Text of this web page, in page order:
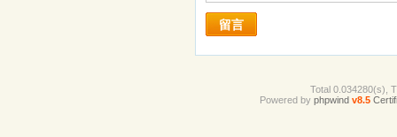
留言
Total 0.034280(s),
Powered by phpwind v8.5